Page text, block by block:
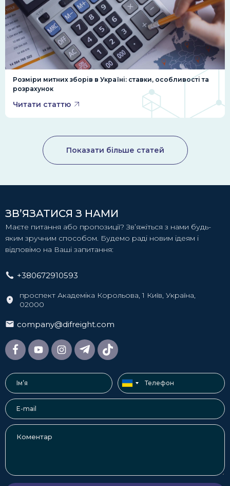
Розміри митних зборів в Україні: ставки, особливості та
розрахунок
Читати статтю
Показати більше статей
ЗВ’ЯЗАТИСЯ З НАМИ
Маєте питання або пропозиції? Зв’яжіться з нами будь-
яким зручним способом. Будемо раді новим ідеям і
відповімо на Ваші запитання:
+380672910593
проспект Академіка Корольова, 1 Київ, Україна,
02000
company@difreight.com